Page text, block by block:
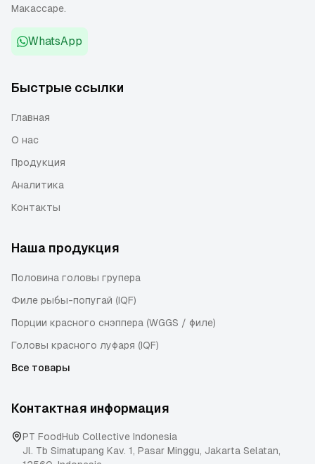
Макассаре.
WhatsApp
Быстрые ссылки
Главная
О нас
Продукция
Аналитика
Контакты
Наша продукция
Половина головы групера
Филе рыбы-попугай (IQF)
Порции красного снэппера (WGGS / филе)
Головы красного луфаря (IQF)
Все товары
Контактная информация
PT FoodHub Collective Indonesia
Jl. Tb Simatupang Kav. 1, Pasar Minggu, Jakarta Selatan,